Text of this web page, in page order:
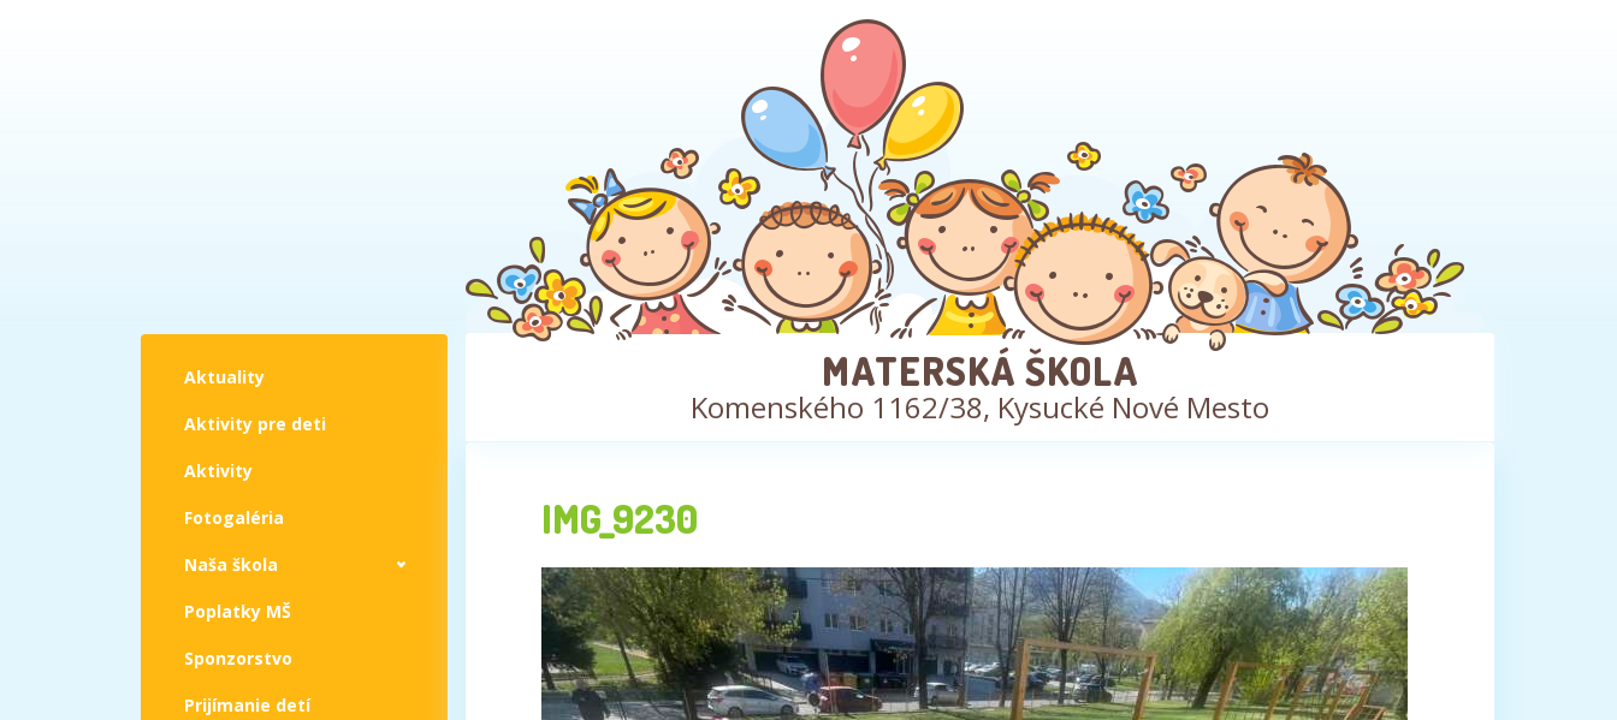
Aktuality
Aktivity pre deti
Aktivity
Fotogaléria
Naša škola
Poplatky MŠ
Sponzorstvo
Prijímanie detí
MATERSKÁ ŠKOLA
Komenského 1162/38, Kysucké Nové Mesto
IMG_9230